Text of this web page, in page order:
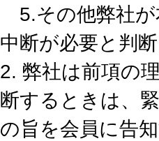
5.その他弊社が
中断が必要と判
2. 弊社は前項の
断するときは、
の旨を会員に告